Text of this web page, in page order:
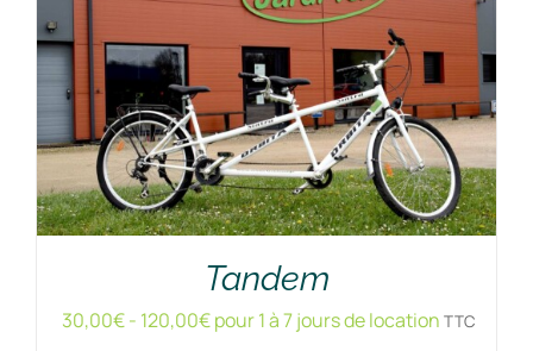
Tandem
30,00€- 120,00€pour 1 à 7 jours de location TTC